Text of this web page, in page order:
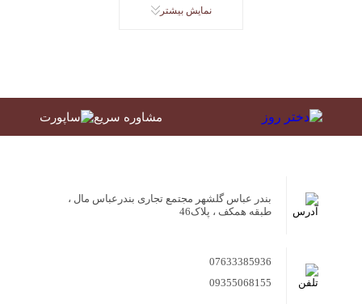
نمایش بیشتر
مشاوره سریع
بندر عباس گلشهر مجتمع تجاری بندرعباس مال ،
طبقه همکف ، پلاک46
07633385936
09355068155